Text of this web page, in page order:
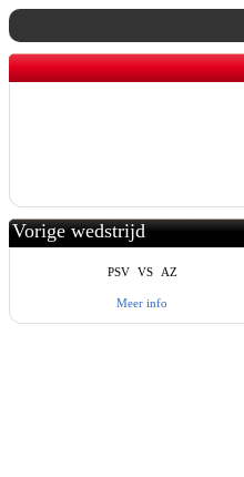
Vorige wedstrijd
PSV VS AZ
Meer info